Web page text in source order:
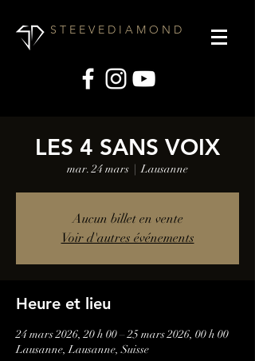
S T E E V E D I A M O N D
LES 4 SANS VOIX
mar. 24 mars
  |
Lausanne
Aucun billet en vente
Voir d'autres événements
Heure et lieu
24 mars 2026, 20 h 00 – 25 mars 2026, 00 h 00
Lausanne, Lausanne, Suisse